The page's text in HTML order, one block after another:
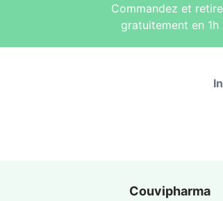
Commandez et
gratuitement en 1h
Couvipharma